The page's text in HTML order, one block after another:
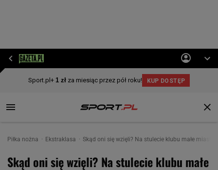
Piłka nożna Ekstraklasa Skąd oni się wzięli? Na stulecie klubu małe miasto
Skąd oni się wzięli? Na stulecie klubu małe